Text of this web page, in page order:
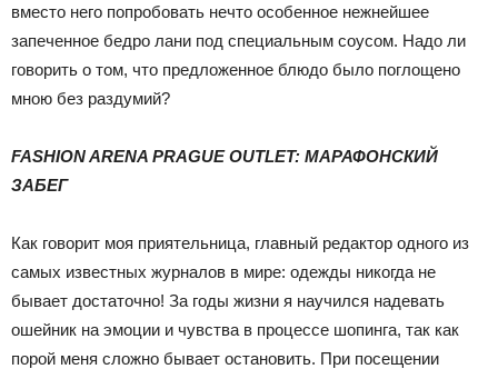
вместо него попробовать нечто особенное нежнейшее
запеченное бедро лани под специальным соусом. Надо ли
говорить о том, что предложенное блюдо было поглощено
мною без раздумий?
FASHION ARENA PRAGUE OUTLET: МАРАФОНСКИЙ
ЗАБЕГ
Как говорит моя приятельница, главный редактор одного из
самых известных журналов в мире: одежды никогда не
бывает достаточно! За годы жизни я научился надевать
ошейник на эмоции и чувства в процессе шопинга, так как
порой меня сложно бывает остановить. При посещении